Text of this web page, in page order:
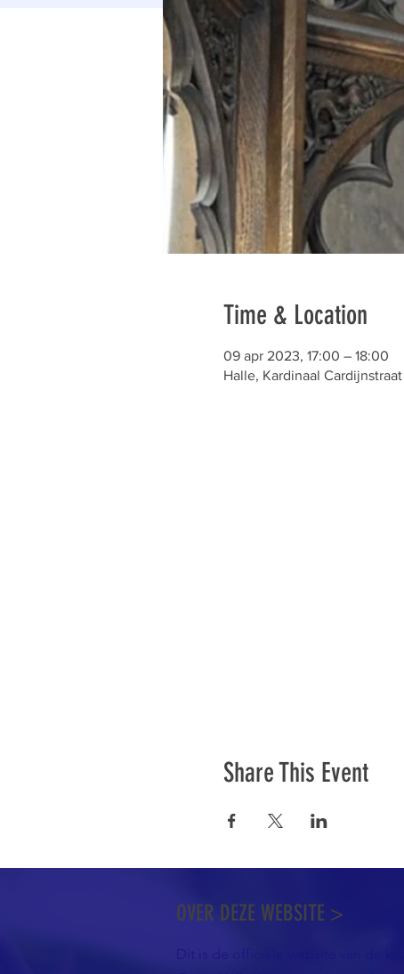
Time & Location
09 apr 2023, 17:00 – 18:00
Halle, Kardinaal
Share This Event
OVER DEZE WEBSITE >